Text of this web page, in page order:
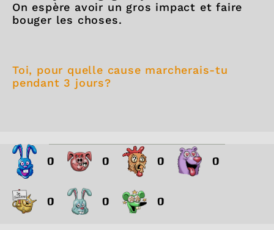
On espère avoir un gros impact et faire
bouger les choses.
Toi, pour quelle cause marcherais-tu
pendant 3 jours?
0 0 0 0
0 0 0